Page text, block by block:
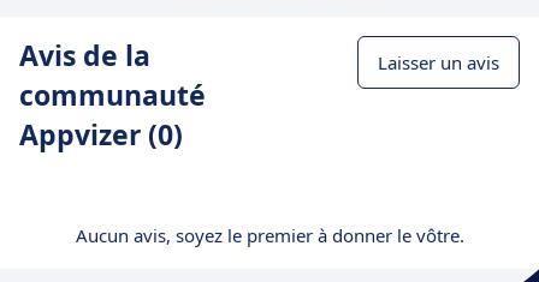
Avis de la
communauté
Appvizer (0)
Laisser un avis
Aucun avis, soyez le premier à donner le vôtre.